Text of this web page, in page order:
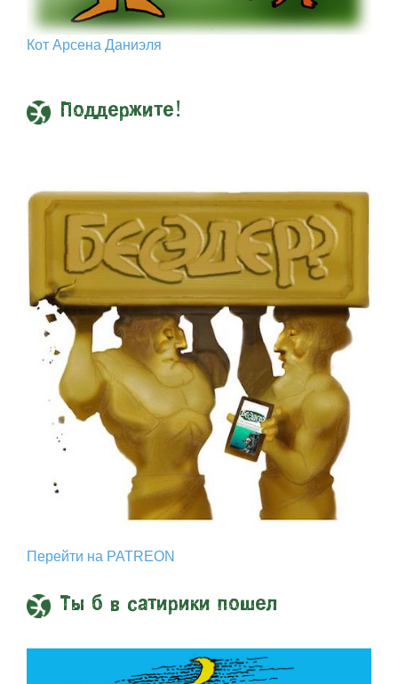
Кот Арcена Даниэля
Поддержите!
Перейти на PATREON
Ты б в сатирики пошел